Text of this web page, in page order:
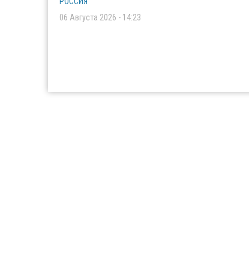
06 Августа 2026 - 14:23